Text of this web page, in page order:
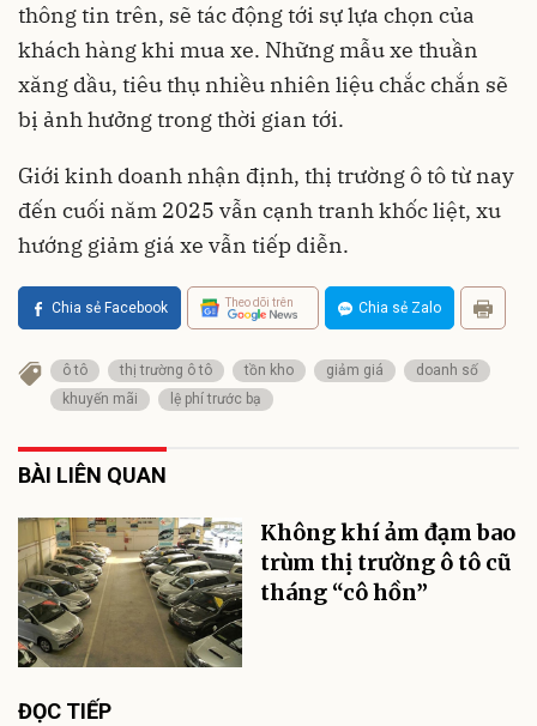
thông tin trên, sẽ tác động tới sự lựa chọn của
khách hàng khi mua xe. Những mẫu xe thuần
xăng dầu, tiêu thụ nhiều nhiên liệu chắc chắn sẽ
bị ảnh hưởng trong thời gian tới.
Giới kinh doanh nhận định, thị trường ô tô từ nay
đến cuối năm 2025 vẫn cạnh tranh khốc liệt, xu
hướng giảm giá xe vẫn tiếp diễn.
Chia sẻ Facebook Theo dõi trên Chia sẻ Zalo
ô tô thị trường ô tô tồn kho giảm giá
doanh số
khuyến mãi
lệ phí trước bạ
BÀI LIÊN QUAN
Không khí ảm đạm bao
trùm thị trường ô tô cũ
tháng “cô hồn”
ĐỌC TIẾP